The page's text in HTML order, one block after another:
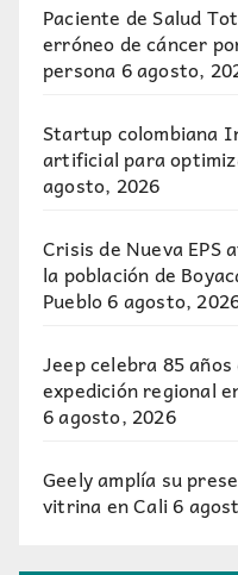
Paciente de Salud
erróneo de cáncer
persona6 agosto,
Startup colombiana
artificial para
agosto, 2026
Crisis de Nueva EPS
la población de
Pueblo6 agosto,
Jeep celebra 85
expedición regional
6 agosto, 2026
Geely amplía su
vitrina en Cali 6